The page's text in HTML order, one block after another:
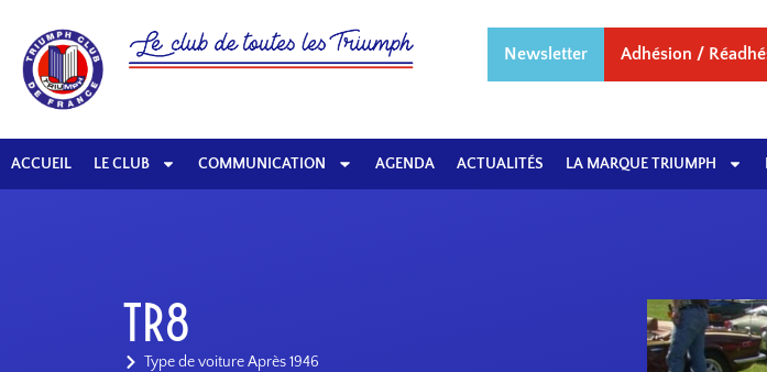
Newsletter Adhésion /
ACCUEIL LE CLUB COMMUNICATION AGENDA ACTUALITÉS LA MARQUE TRIUMPH
TR8
Type de voitureAprès 1946